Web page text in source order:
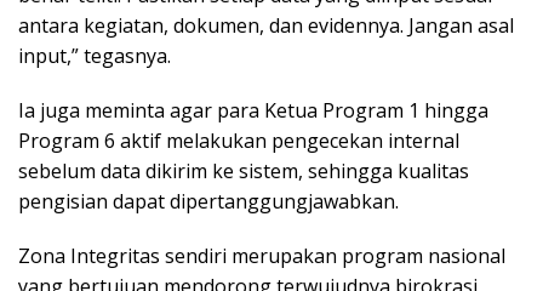
antara kegiatan, dokumen, dan evidennya. Jangan asal
input,” tegasnya.
Ia juga meminta agar para Ketua Program 1 hingga
Program 6 aktif melakukan pengecekan internal
sebelum data dikirim ke sistem, sehingga kualitas
pengisian dapat dipertanggungjawabkan.
Zona Integritas sendiri merupakan program nasional
yang bertujuan mendorong terwujudnya birokrasi